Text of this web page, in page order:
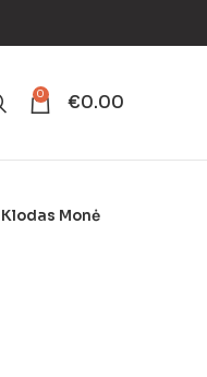
0 €0.00
Monė